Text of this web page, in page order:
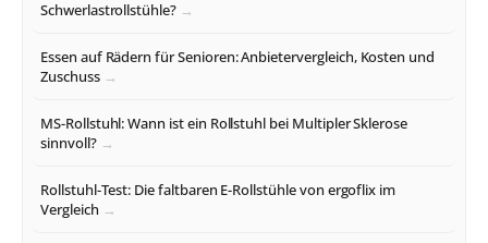
Schwerlastrollstühle?
Essen auf Rädern für Senioren: Anbietervergleich, Kosten und
Zuschuss
MS-Rollstuhl: Wann ist ein Rollstuhl bei Multipler Sklerose
sinnvoll?
Rollstuhl-Test: Die faltbaren E-Rollstühle von ergoflix im
Vergleich